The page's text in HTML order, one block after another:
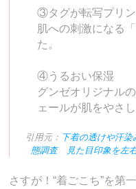
③タグが転写プリン
肌への刺激になる
た。
④うるおい保湿
グンゼオリジナル
ェールが肌をやさ
引用元： 下着の透けや汗染
態調査 見た目印象を左
さすが！“着ごこち”を第